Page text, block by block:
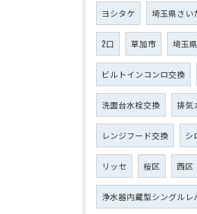
ヨシタケ 埼玉県さい
2口 草加市 埼玉
ビルトインコンロ交換
洗面台水栓交換 排気
レンジフード交換 シ
リッセ 桜区 西区
浄水器内蔵型シングルレ